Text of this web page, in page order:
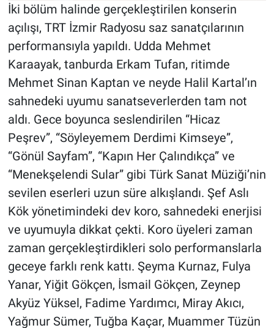
İki bölüm halinde gerçekleştirilen konserin
açılışı, TRT İzmir Radyosu saz sanatçılarının
performansıyla yapıldı. Udda Mehmet
Karaayak, tanburda Erkam Tufan, ritimde
Mehmet Sinan Kaptan ve neyde Halil Kartal’ın
sahnedeki uyumu sanatseverlerden tam not
aldı. Gece boyunca seslendirilen “Hicaz
Peşrev”, “Söyleyemem Derdimi Kimseye”,
“Gönül Sayfam”, “Kapın Her Çalındıkça” ve
“Menekşelendi Sular” gibi Türk Sanat Müziği’nin
sevilen eserleri uzun süre alkışlandı. Şef Aslı
Kök yönetimindeki dev koro, sahnedeki enerjisi
ve uyumuyla dikkat çekti. Koro üyeleri zaman
zaman gerçekleştirdikleri solo performanslarla
geceye farklı renk kattı. Şeyma Kurnaz, Fulya
Yanar, Yiğit Gökçen, İsmail Gökçen, Zeynep
Akyüz Yüksel, Fadime Yardımcı, Miray Akıcı,
Yağmur Sümer, Tuğba Kaçar, Muammer Tüzün